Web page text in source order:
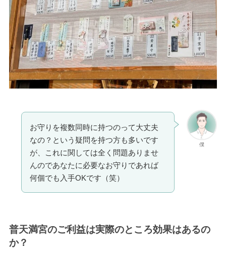
僕
お守りを複数同時に持つのって大丈夫
なの？という疑問を持つ方も多いです
が、これに関しては全く問題ありませ
んのであなたに必要なお守りであれば
何個でも入手OKです（笑）
普天満宮のご利益は実際のところ効果はあるの
か？